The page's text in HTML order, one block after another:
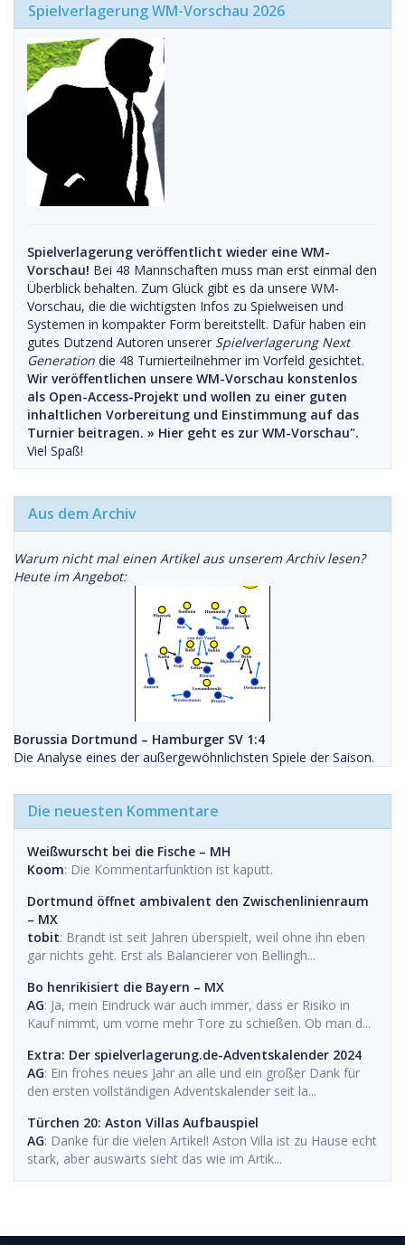
Spielverlagerung WM-Vorschau 2026
Spielverlagerung veröffentlicht wieder eine WM-
Vorschau! Bei 48 Mannschaften muss man erst einmal den
Überblick behalten. Zum Glück gibt es da unsere WM-
Vorschau, die die wichtigsten Infos zu Spielweisen und
Systemen in kompakter Form bereitstellt. Dafür haben ein
gutes Dutzend Autoren unserer Spielverlagerung Next
Generation die 48 Turnierteilnehmer im Vorfeld gesichtet.
Wir veröffentlichen unsere WM-Vorschau konstenlos
als Open-Access-Projekt und wollen zu einer guten
inhaltlichen Vorbereitung und Einstimmung auf das
Turnier beitragen. » Hier geht es zur WM-Vorschau".
Viel Spaß!
Aus dem Archiv
Warum nicht mal einen Artikel aus unserem Archiv lesen?
Heute im Angebot:
Borussia Dortmund – Hamburger SV 1:4
Die Analyse eines der außergewöhnlichsten Spiele der Saison.
Die neuesten Kommentare
Weißwurscht bei die Fische – MH
Koom: Die Kommentarfunktion ist kaputt.
Dortmund öffnet ambivalent den Zwischenlinienraum
– MX
tobit: Brandt ist seit Jahren überspielt, weil ohne ihn eben
gar nichts geht. Erst als Balancierer von Bellingh...
Bo henrikisiert die Bayern – MX
AG: Ja, mein Eindruck war auch immer, dass er Risiko in
Kauf nimmt, um vorne mehr Tore zu schießen. Ob man d...
Extra: Der spielverlagerung.de-Adventskalender 2024
AG: Ein frohes neues Jahr an alle und ein großer Dank für
den ersten vollständigen Adventskalender seit la...
Türchen 20: Aston Villas Aufbauspiel
AG: Danke für die vielen Artikel! Aston Villa ist zu Hause echt
stark, aber auswärts sieht das wie im Artik...